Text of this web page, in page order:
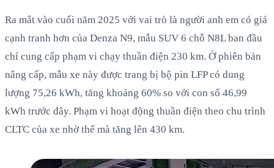
Ra mắt vào cuối năm 2025 với vai trò là người anh em có giá
cạnh tranh hơn của Denza N9, mẫu SUV 6 chỗ N8L ban đầu
chỉ cung cấp phạm vi chạy thuần điện 230 km. Ở phiên bản
nâng cấp, mẫu xe này được trang bị bộ pin LFP có dung
lượng 75,26 kWh, tăng khoảng 60% so với con số 46,99
kWh trước đây. Phạm vi hoạt động thuần điện theo chu trình
CLTC của xe nhờ thế mà tăng lên 430 km.